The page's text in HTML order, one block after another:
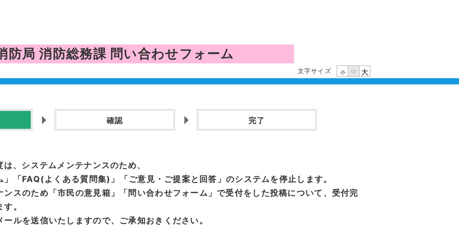
防局 消防総務課 問い合わせフォーム
文字サイズ 小 中 大
確認 完了
、システムメンテナンスのため、
「FAQ(よくある質問集)」「ご意見・ご提案と回答」のシステムを停止します。
スのため「市民の意見箱」「問い合わせフォーム」で受付をした投稿について、受付完
。
ルを送信いたしますので、ご承知おきください。